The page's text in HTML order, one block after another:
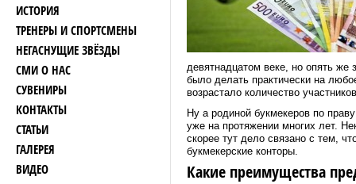
ИСТОРИЯ
ТРЕНЕРЫ И СПОРТСМЕНЫ
НЕГАСНУЩИЕ ЗВЁЗДЫ
СМИ О НАС
СУВЕНИРЫ
КОНТАКТЫ
СТАТЬИ
ГАЛЕРЕЯ
ВИДЕО
девятнадцатом веке, но опять же
было делать практически на
возрастало количество
Ну а родиной букмекеров по
уже на протяжении многих лет.
скорее тут дело связано с тем,
букмекерские конторы.
Какие преимущества